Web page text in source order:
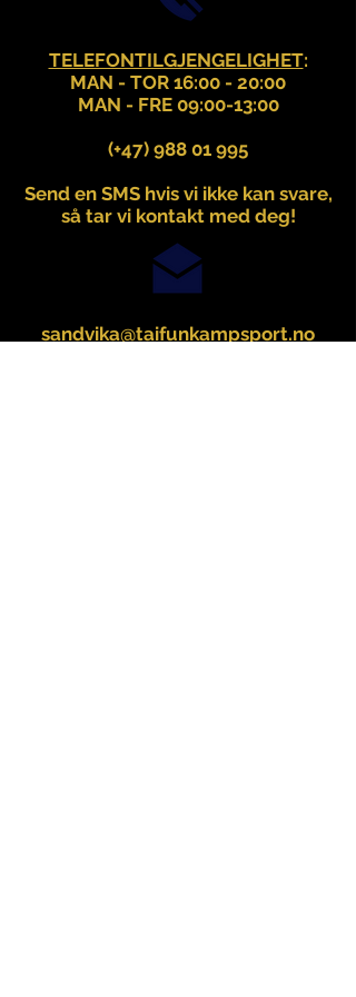
TELEFONTILGJENGELIGHET:
MAN - TOR 16:00 - 20:00
MAN - FRE 09:00-13:00
(+47) 988 01 995
Send en SMS hvis vi ikke kan svare,
så tar vi kontakt med deg!
sandvika@taifunkampsport.no